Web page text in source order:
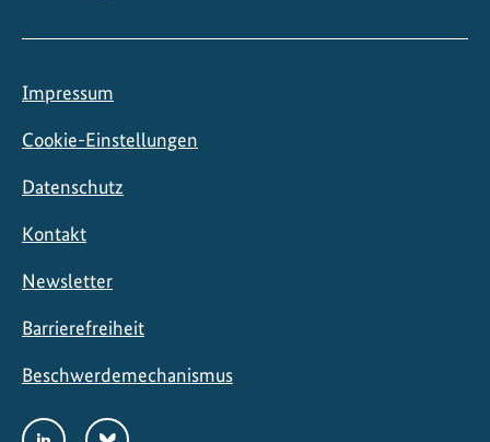
Impressum
Cookie-Einstellungen
Datenschutz
Kontakt
Newsletter
Barrierefreiheit
Beschwerdemechanismus
Social
LinkedInBluesky